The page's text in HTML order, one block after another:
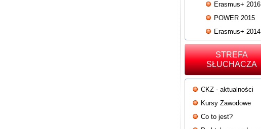
Erasmus+ 2016
POWER 2015
Erasmus+ 2014
STREFA
SŁUCHACZA
CKZ - aktualności
Kursy Zawodowe
Co to jest?